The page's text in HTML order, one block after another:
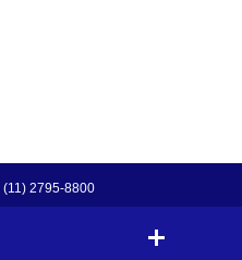
(11) 2795-8800